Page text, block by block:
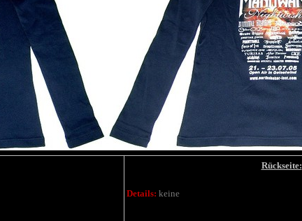
Rückseite:
Details: keine